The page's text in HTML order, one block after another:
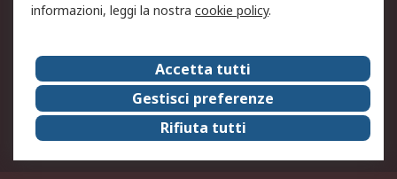
Chi Siamo
Chi Siamo
Contattaci
Supporto
ESG
Carriere
RS Group
Press Centre
Discovery: il Blog di RS
informazioni, leggi la nostra cookie policy.
Accetta tutti
Gestisci preferenze
Rifiuta tutti